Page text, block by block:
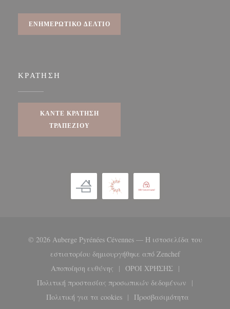
ΕΝΗΜΕΡΩΤΙΚΌ ΔΕΛΤΊΟ
ΚΡΆΤΗΣΗ
ΚΆΝΤΕ ΚΡΆΤΗΣΗ
ΤΡΑΠΕΖΙΟΎ
© 2026 Auberge Pyrénées Cévennes — Η ιστοσελίδα του
εστιατορίου δημιουργήθηκε από Zenchef((ανοίγει σε
Αποποίηση ευθύνης
((ανοίγει σε νέο παράθυρο))
ΌΡΟΙ ΧΡΉΣΗΣ
((ανοίγει σε νέο
Πολιτική προστασίας προσωπικών δεδομένων
((ανοίγει σε νέο παράθυρο))
Πολιτική για τα cookies
((ανοίγει σε νέο παράθυρο))
Προσβασιμότητα
((ανοίγει σε νέο